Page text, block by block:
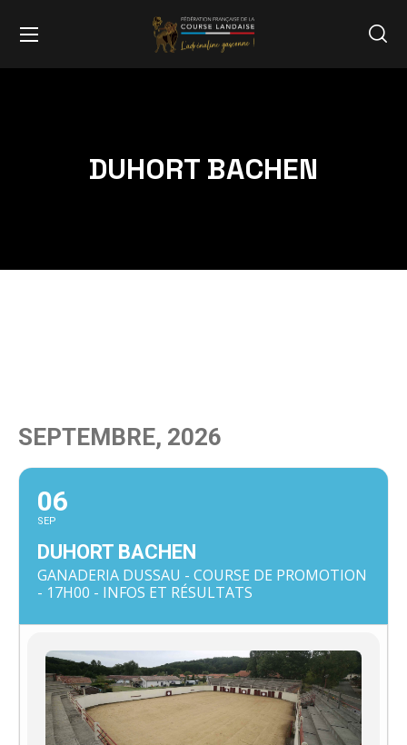
DUHORT BACHEN
SEPTEMBRE, 2026
06
SEP
DUHORT BACHEN
GANADERIA DUSSAU - COURSE DE PROMOTION
- 17H00 - INFOS ET RÉSULTATS